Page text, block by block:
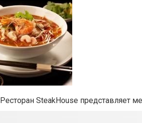
Ресторан SteakHouse представляет